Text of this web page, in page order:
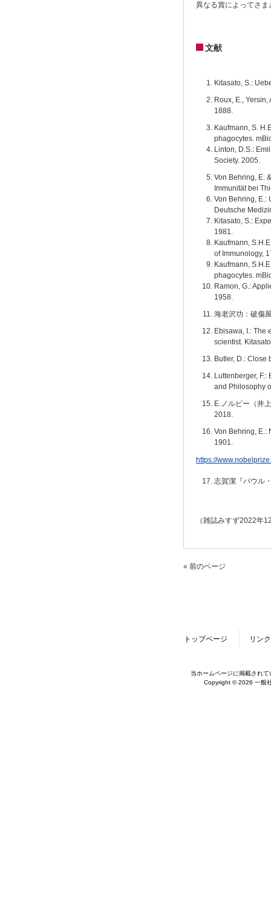
異なる賞によってさ
文献
Kitasato, S.:
Roux, E.,
1888.
Kaufmann, S.
phagocytes.
Linton, D.S.:
Society. 2005.
Von Behring, E.
Immunität bei
Von Behring, E.:
Deutsche
Kitasato, S.:
1981.
Kaufmann,
of Immunology,
Kaufmann,
phagocytes.
Ramon, G.:
1958.
海老沢功：破傷
Ebisawa, I.: The
scientist.
Butler, D.: Close
Luttenberger,
and Philosophy
E.ノルビー（井
2018.
Von Behring, E.:
1901.
https://
志賀潔『パウル
（雑誌みすず2022年
« 前のページ
トップページ リンク
当ホームページに掲載され
Copyright © 2026 一般